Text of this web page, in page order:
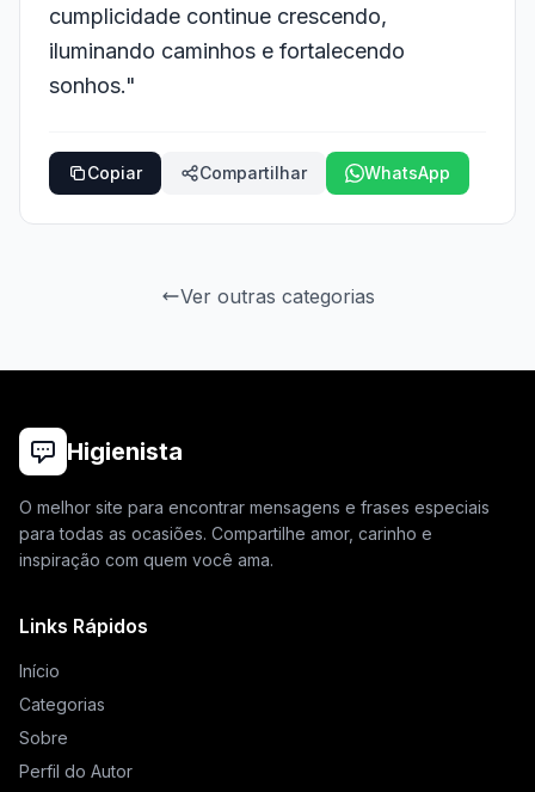
cumplicidade continue crescendo,
iluminando caminhos e fortalecendo
sonhos."
Copiar Compartilhar WhatsApp
Ver outras categorias
Higienista
O melhor site para encontrar mensagens e frases especiais
para todas as ocasiões. Compartilhe amor, carinho e
inspiração com quem você ama.
Links Rápidos
Início
Categorias
Sobre
Perfil do Autor